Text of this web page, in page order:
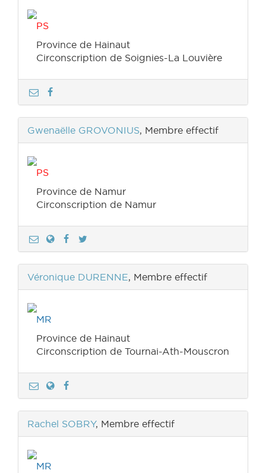
PS
Province de Hainaut
Circonscription de Soignies-La Louvière
Gwenaëlle GROVONIUS, Membre effectif
PS
Province de Namur
Circonscription de Namur
Véronique DURENNE, Membre effectif
MR
Province de Hainaut
Circonscription de Tournai-Ath-Mouscron
Rachel SOBRY, Membre effectif
MR